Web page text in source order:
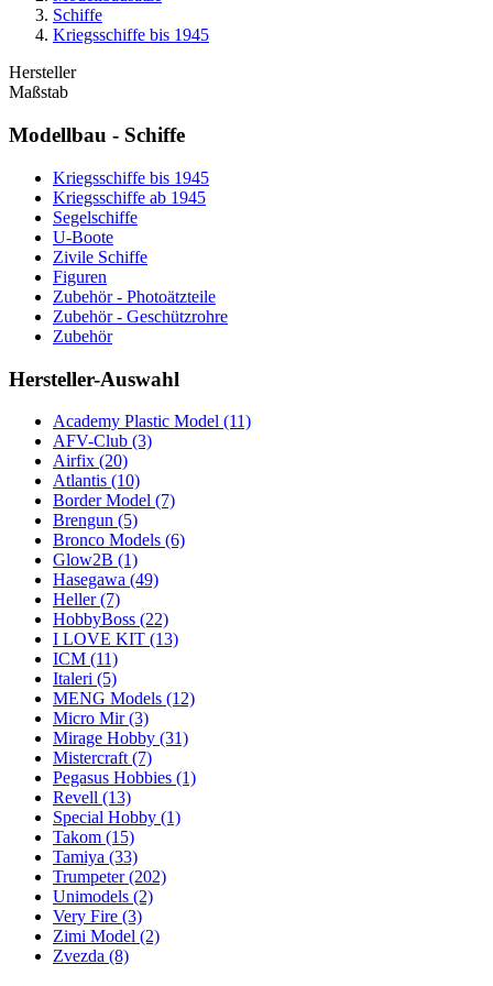
Schiffe
Kriegsschiffe bis 1945
Hersteller
Maßstab
Modellbau - Schiffe
Kriegsschiffe bis 1945
Kriegsschiffe ab 1945
Segelschiffe
U-Boote
Zivile Schiffe
Figuren
Zubehör - Photoätzteile
Zubehör - Geschützrohre
Zubehör
Hersteller-Auswahl
Academy Plastic Model (11)
AFV-Club (3)
Airfix (20)
Atlantis (10)
Border Model (7)
Brengun (5)
Bronco Models (6)
Glow2B (1)
Hasegawa (49)
Heller(7)
HobbyBoss (22)
I LOVE KIT (13)
ICM (11)
Italeri (5)
MENG Models (12)
Micro Mir(3)
Mirage Hobby (31)
Mistercraft (7)
Pegasus Hobbies (1)
Revell (13)
Special Hobby (1)
Takom (15)
Tamiya (33)
Trumpeter(202)
Unimodels (2)
Very Fire (3)
Zimi Model (2)
Zvezda (8)